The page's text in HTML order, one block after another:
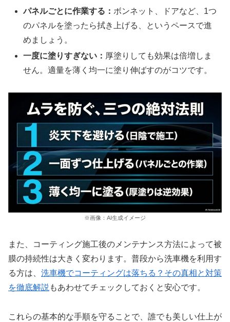
パネルごとに作業する： ボンネット、ドアなど、1つ
のパネルを塗ったら拭き上げる、というペースで進
めましょう。
一度に塗りすぎない： 厚塗りしても効果は倍増しま
せん。適量を薄く均一に塗り伸ばすのがコツです。
※画像：AI生成イメージ
また、コーティング施工後のメンテナンス方法によって被
膜の持続性は大きく変わります。普段から洗車機を利用す
る方は、 洗車機でコーティングは落ちる？その真相と対策
を徹底解説もあわせてチェックしておくと安心です。
これらの基本的な手順を守ることで、誰でも美しい仕上が